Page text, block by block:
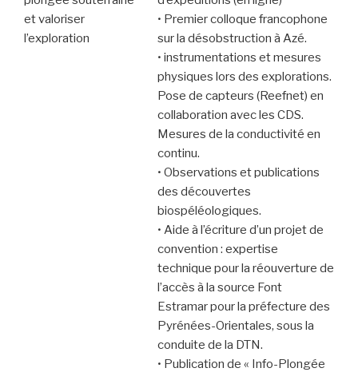
et valoriser
l’exploration
• Premier colloque francophone
sur la désobstruction à Azé.
• instrumentations et mesures
physiques lors des explorations.
Pose de capteurs (Reefnet) en
collaboration avec les CDS.
Mesures de la conductivité en
continu.
• Observations et publications
des découvertes
biospéléologiques.
• Aide à l’écriture d’un projet de
convention : expertise
technique pour la réouverture de
l’accès à la source Font
Estramar pour la préfecture des
Pyrénées-Orientales, sous la
conduite de la DTN.
• Publication de « Info-Plongée